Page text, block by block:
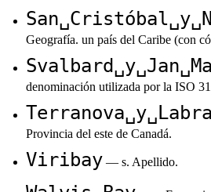
Geografía. un país del Caribe (con
denominación utilizada por la ISO
Provincia del este de Canadá.
Viribay — s. Apellido.